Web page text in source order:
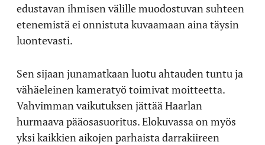
edustavan ihmisen välille muodostuvan suhteen
etenemistä ei onnistuta kuvaamaan aina täysin
luontevasti.
Sen sijaan junamatkaan luotu ahtauden tuntu ja
vähäeleinen kameratyö toimivat moitteetta.
Vahvimman vaikutuksen jättää Haarlan
hurmaava pääosasuoritus. Elokuvassa on myös
yksi kaikkien aikojen parhaista darrakiireen